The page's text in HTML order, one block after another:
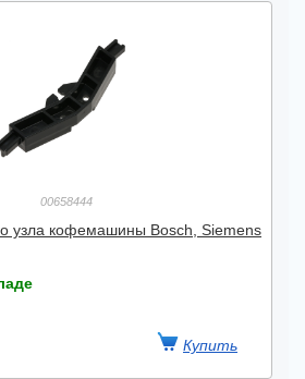
00658444
узла кофемашины Bosch, Siemens